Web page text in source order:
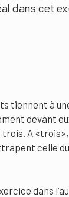
dans cet
tiennent à
devant
A
celle
dans